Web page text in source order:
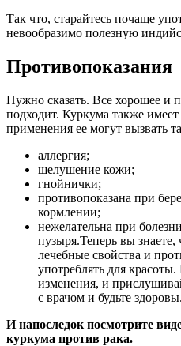
Так что, старайтесь почаще
невообразимо полезную
Противопоказания
Нужно сказать. Все хорошее и
подходит. Куркума также
применения ее могут вызвать
аллергия;
шелушение кожи;
гнойнички;
противопоказана при
кормлении;
нежелательна при
пузыря.Теперь вы знаете,
лечебные свойства и
употреблять для
изменения, и
с врачом и будьте здоровы.
И напоследок посмотрите
куркума против рака.